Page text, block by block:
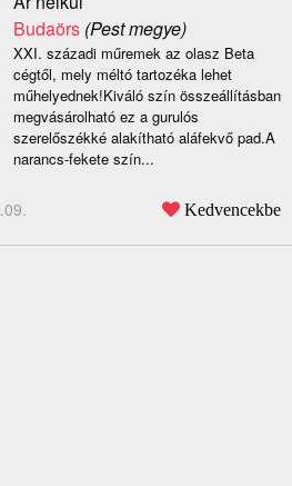
Budaörs(Pest megye)
XXI. századi műremek az olasz Beta
cégtől, mely méltó tartozéka lehet
műhelyednek!Kiváló szín összeállításban
megvásárolható ez a gurulós
szerelőszékké alakítható aláfekvő pad.A
narancs-fekete szín...
Kedvencekbe